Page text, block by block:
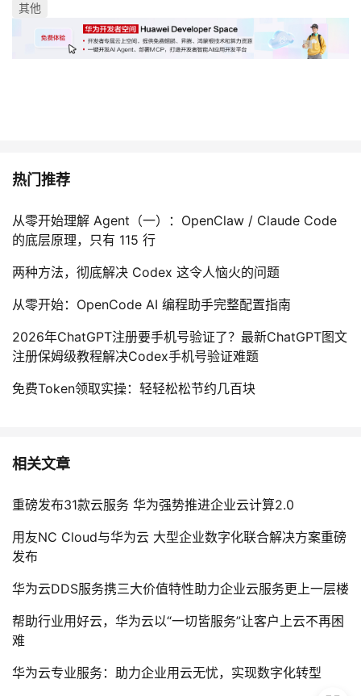
其他
热门推荐
从零开始理解 Agent（一）：OpenClaw / Claude Code
的底层原理，只有 115 行
两种方法，彻底解决 Codex 这令人恼火的问题
从零开始：OpenCode AI 编程助手完整配置指南
2026年ChatGPT注册要手机号验证了？最新ChatGPT图文
注册保姆级教程解决Codex手机号验证难题
免费Token领取实操：轻轻松松节约几百块
相关文章
重磅发布31款云服务 华为强势推进企业云计算2.0
用友NC Cloud与华为云 大型企业数字化联合解决方案重磅
发布
华为云DDS服务携三大价值特性助力企业云服务更上一层楼
帮助行业用好云，华为云以“一切皆服务”让客户上云不再困
难
华为云专业服务：助力企业用云无忧，实现数字化转型